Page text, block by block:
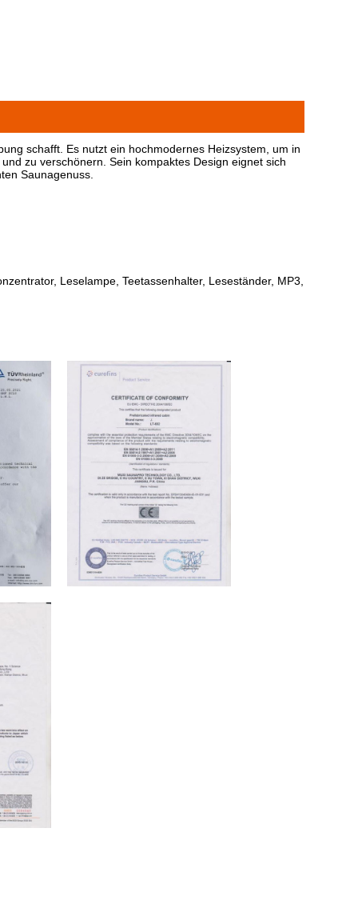
schafft. Es nutzt ein hochmodernes Heizsystem, um in
zu verschönern. Sein kompaktes Design eignet sich
Saunagenuss.
Leselampe, Teetassenhalter, Leseständer, MP3,